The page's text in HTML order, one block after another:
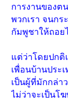
การงานของต
พวกเรา จนกร
กัมพูชาให้ถอย
แต่ว่าโดยปกติ
เพื่อนบ้านประ
เป็นผู้ที่มักกล่า
ไม่ว่าจะเป็นโ